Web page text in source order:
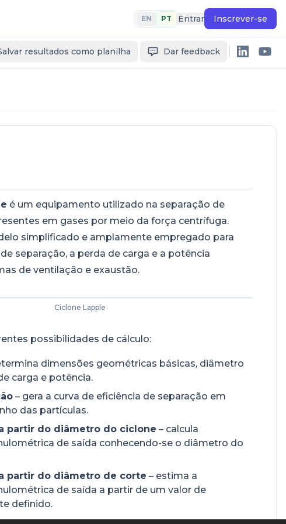
EN PT Entrar Inscrever-se
resultados como planilha Dar feedback
é um equipamento utilizado na separação de
em gases por meio da força centrífuga.
simplificado e amplamente empregado para
separação, a perda de carga e a potência
de ventilação e exaustão.
Ciclone Lapple
possibilidades de cálculo:
dimensões geométricas básicas, diâmetro
carga e potência.
– gera a curva de eficiência de separação em
das partículas.
partir do diâmetro do ciclone – calcula
de saída conhecendo-se o diâmetro do
partir do diâmetro de corte – estima a
de saída a partir de um valor de
definido.